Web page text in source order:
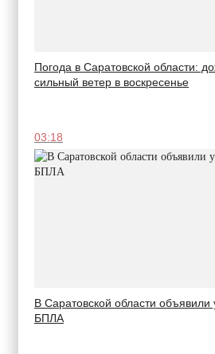
Погода в Саратовской области:
сильный ветер в воскресенье
03:18
В Саратовской области объявили
БПЛА